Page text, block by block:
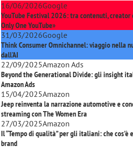
16/06/2026Google
YouTube Festival 2026: tra contenuti, creator
Only One YouTube»
31/03/2026Google
Think Consumer Omnichannel: viaggio nella
dall'AI
22/09/2025Amazon Ads
Beyond the Generational Divide: gli insight
Amazon Ads
15/04/2025Amazon
Jeep reinventa la narrazione automotive e
streaming conThe Women Era
27/03/2025Amazon
Il “Tempo di qualità” per gli italiani: che
brand